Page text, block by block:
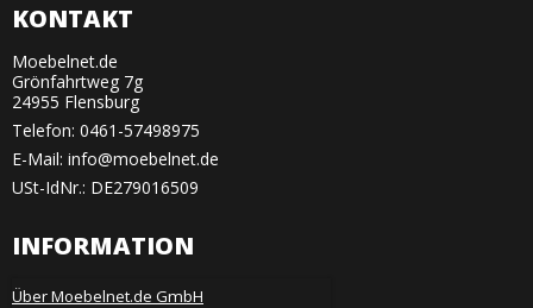
KONTAKT
Moebelnet.de
Grönfahrtweg 7g
24955 Flensburg
Telefon: 0461-57498975
E-Mail: info@moebelnet.de
USt-IdNr.: DE279016509
INFORMATION
Über Moebelnet.de GmbH